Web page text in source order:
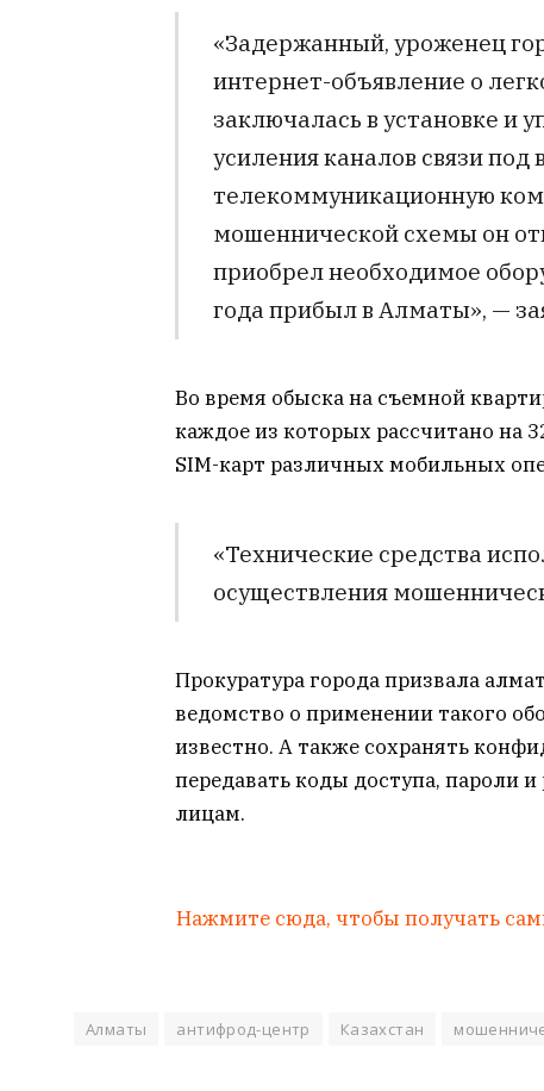
«Задержанный, уроженец
интернет-объявление о
заключалась в установке и
усиления каналов связи
телекоммуникационную
мошеннической схемы он
приобрел необходимое
года прибыл в Алматы», —
Во время обыска на съемной
каждое из которых рассчитано на
SIM-карт различных мобильных
«Технические средства
осуществления
Прокуратура города призвала
ведомство о применении такого
известно. А также сохранять
передавать коды доступа, пароли
лицам.
Нажмите сюда, чтобы получать
Алматы антифрод-центр Казахстан